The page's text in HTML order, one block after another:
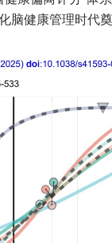
脑健康管理时代奠